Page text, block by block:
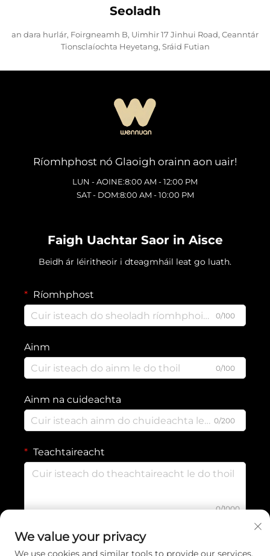
Seoladh
an dara hurlár, Foirgneamh B, Uimhir 17 Jinhui Road, Ceanntár
Tionsclaíochta Heyetang, Sráid Futian
Ríomhphost nó Glaoigh orainn aon uair!
LUN - AOINE:8:00 AM - 12:00 PM
SAT - DOM:8:00 AM - 10:00 PM
Faigh Uachtar Saor in Aisce
Beidh ár léiritheoir i dteagmháil leat go luath.
Ríomhphost
0/100
Ainm
0/100
Ainm na cuideachta
0/200
Teachtaireacht
0/1000
SEOL
We value your privacy
We use cookies and similar tools to provide our services.